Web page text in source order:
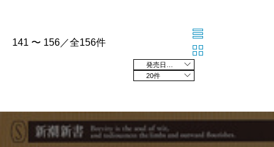
141 〜 156／全156件
20件